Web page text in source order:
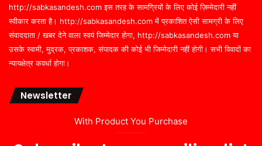
http://sabkasandesh.com इस तरह के सामग्रियों के लिए कोई ज़िम्मेदारी नहीं
स्वीकार करता है। http://sabkasandesh.com में प्रकाशित ऐसी सामग्री के लिए
संवाददाता / खबर देने वाला स्वयं जिम्मेदार होगा, http://sabkasandesh.com या
उसके स्वामी, मुद्रक, प्रकाशक, संपादक की कोई भी जिम्मेदारी नहीं होगी। सभी विवादों का
न्यायक्षेत्र कवर्धा होगा।
Newsletter
With Product You Purchase